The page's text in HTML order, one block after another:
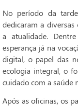
No período da
dedicaram a
a atualidade.
esperança já na
digital, o papel das
ecologia integral, o
cuidado com a saúde
Após as oficinas, os